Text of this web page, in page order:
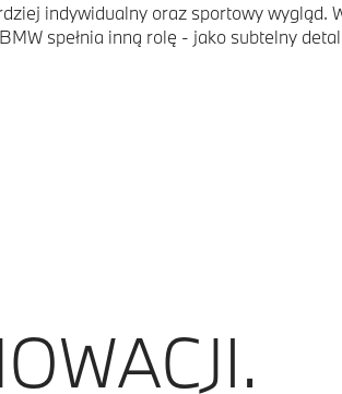
indywidualny oraz sportowy wygląd.
spełnia inną rolę - jako subtelny